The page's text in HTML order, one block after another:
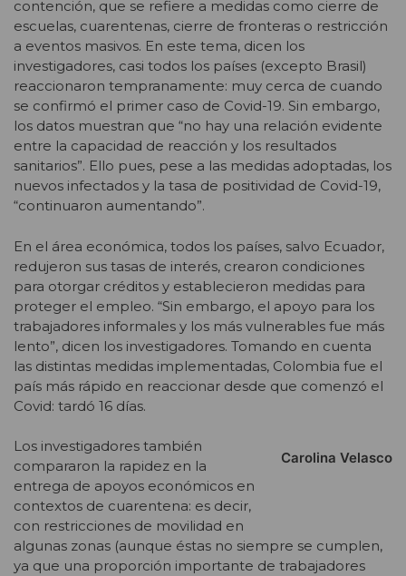
contención, que se refiere a medidas como cierre de
escuelas, cuarentenas, cierre de fronteras o restricción
a eventos masivos. En este tema, dicen los
investigadores, casi todos los países (excepto Brasil)
reaccionaron tempranamente: muy cerca de cuando
se confirmó el primer caso de Covid-19. Sin embargo,
los datos muestran que “no hay una relación evidente
entre la capacidad de reacción y los resultados
sanitarios”. Ello pues, pese a las medidas adoptadas, los
nuevos infectados y la tasa de positividad de Covid-19,
“continuaron aumentando”.
En el área económica, todos los países, salvo Ecuador,
redujeron sus tasas de interés, crearon condiciones
para otorgar créditos y establecieron medidas para
proteger el empleo. “Sin embargo, el apoyo para los
trabajadores informales y los más vulnerables fue más
lento”, dicen los investigadores. Tomando en cuenta
las distintas medidas implementadas, Colombia fue el
país más rápido en reaccionar desde que comenzó el
Covid: tardó 16 días.
Carolina Velasco
Los investigadores también
compararon la rapidez en la
entrega de apoyos económicos en
contextos de cuarentena: es decir,
con restricciones de movilidad en
algunas zonas (aunque éstas no siempre se cumplen,
ya que una proporción importante de trabajadores